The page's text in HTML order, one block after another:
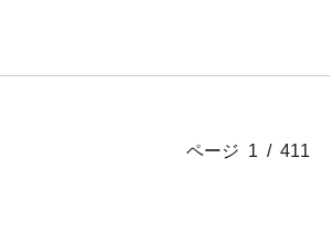
ページ 1 / 411